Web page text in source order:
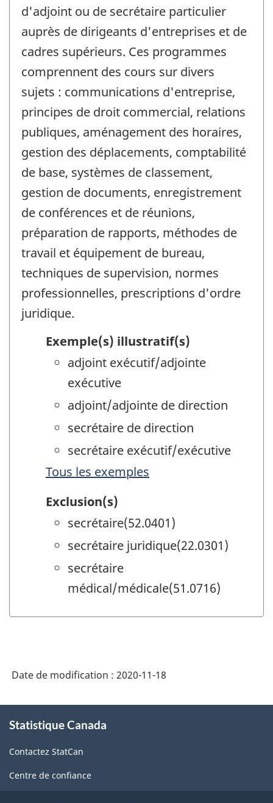
d'adjoint ou de secrétaire particulier
auprès de dirigeants d'entreprises et de
cadres supérieurs. Ces programmes
comprennent des cours sur divers
sujets : communications d'entreprise,
principes de droit commercial, relations
publiques, aménagement des horaires,
gestion des déplacements, comptabilité
de base, systèmes de classement,
gestion de documents, enregistrement
de conférences et de réunions,
préparation de rapports, méthodes de
travail et équipement de bureau,
techniques de supervision, normes
professionnelles, prescriptions d'ordre
juridique.
Exemple(s) illustratif(s)
adjoint exécutif/adjointe
exécutive
adjoint/adjointe de direction
secrétaire de direction
secrétaire exécutif/exécutive
Tous les exemples
Exclusion(s)
secrétaire(52.0401)
secrétaire juridique(22.0301)
secrétaire
médical/médicale(51.0716)
Date de modification : 2020-11-18
propos
ce
site
Statistique Canada
Contactez StatCan
Centre de confiance